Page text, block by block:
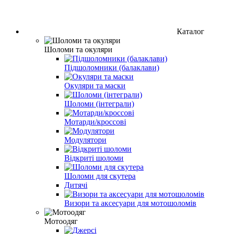
Каталог
Шоломи та окуляри
Підшоломники (балаклави)
Окуляри та маски
Шоломи (інтеграли)
Мотарди/кроссові
Модулятори
Відкриті шоломи
Шоломи для скутера
Дитячі
Визори та аксесуари для мотошоломів
Мотоодяг